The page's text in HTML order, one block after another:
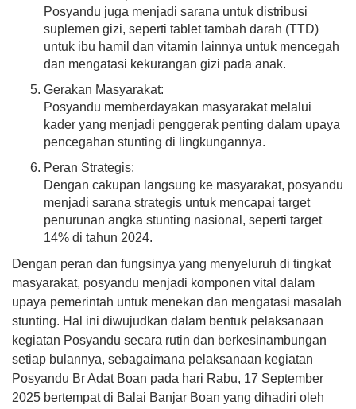
06 Agustus 2026
123 Kali
PELAYANAN KESEHATAN
PENUH SENYUM DI
2026
Posyandu juga menjadi sarana untuk distribusi
suplemen gizi, seperti tablet tambah darah (TTD)
untuk ibu hamil dan vitamin lainnya untuk mencegah
dan mengatasi kekurangan gizi pada anak.
Gerakan Masyarakat:
Posyandu memberdayakan masyarakat melalui
kader yang menjadi penggerak penting dalam upaya
pencegahan stunting di lingkungannya.
Peran Strategis:
Dengan cakupan langsung ke masyarakat, posyandu
menjadi sarana strategis untuk mencapai target
penurunan angka stunting nasional, seperti target
14% di tahun 2024.
Dengan peran dan fungsinya yang menyeluruh di tingkat
masyarakat, posyandu menjadi komponen vital dalam
upaya pemerintah untuk menekan dan mengatasi masalah
stunting. Hal ini diwujudkan dalam bentuk pelaksanaan
kegiatan Posyandu secara rutin dan berkesinambungan
setiap bulannya, sebagaimana pelaksanaan kegiatan
Posyandu Br Adat Boan pada hari Rabu, 17 September
2025 bertempat di Balai Banjar Boan yang dihadiri oleh